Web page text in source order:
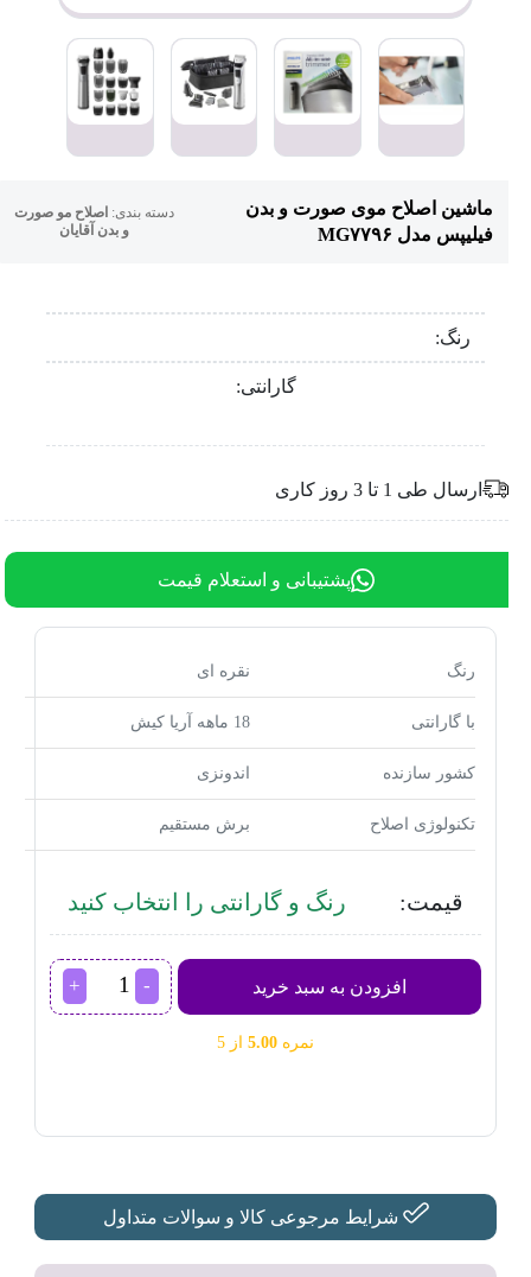
ماشین اصلاح موی صورت و بدن
فیلیپس مدل MG۷۷۹۶
دسته بندی:اصلاح مو صورت
و بدن آقایان
رنگ:
گارانتی:
ارسال طی 1 تا 3 روز کاری
پشتیبانی و استعلام قیمت
رنگ نقره ای
با گارانتی
کشور سازنده اندونزی
تکنولوژی اصلاح برش مستقیم
قیمت: رنگ و گارانتی را انتخاب کنید
افزودن به سبد خرید
ماشین
اصلاح
مدل
نمره5.00از 5
شرایط مرجوعی کالا و سوالات متداول